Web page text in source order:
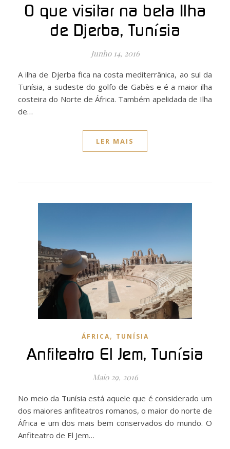
O que visitar na bela Ilha
de Djerba, Tunísia
Junho 14, 2016
A ilha de Djerba fica na costa mediterrânica, ao sul da
Tunísia, a sudeste do golfo de Gabès e é a maior ilha
costeira do Norte de África. Também apelidada de Ilha
de…
LER MAIS
ÁFRICA, TUNÍSIA
Anfiteatro El Jem, Tunísia
Maio 29, 2016
No meio da Tunísia está aquele que é considerado um
dos maiores anfiteatros romanos, o maior do norte de
África e um dos mais bem conservados do mundo. O
Anfiteatro de El Jem…